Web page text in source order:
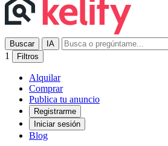
Buscar IA
1 Filtros
Alquilar
Comprar
Publica tu anuncio
Registrarme
Iniciar sesión
Blog